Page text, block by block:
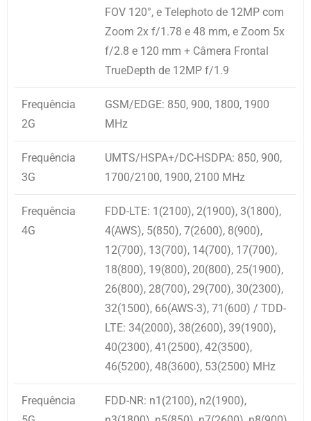
FOV 120°, e Telephoto de 12MP com
Zoom 2x f/1.78 e 48 mm, e Zoom 5x
f/2.8 e 120 mm + Câmera Frontal
TrueDepth de 12MP f/1.9
Frequência
2G
GSM/EDGE: 850, 900, 1800, 1900
MHz
Frequência
3G
UMTS/HSPA+/DC-HSDPA: 850, 900,
1700/2100, 1900, 2100 MHz
Frequência
4G
FDD-LTE: 1(2100), 2(1900), 3(1800),
4(AWS), 5(850), 7(2600), 8(900),
12(700), 13(700), 14(700), 17(700),
18(800), 19(800), 20(800), 25(1900),
26(800), 28(700), 29(700), 30(2300),
32(1500), 66(AWS-3), 71(600) / TDD-
LTE: 34(2000), 38(2600), 39(1900),
40(2300), 41(2500), 42(3500),
46(5200), 48(3600), 53(2500) MHz
Frequência
FDD-NR: n1(2100), n2(1900),